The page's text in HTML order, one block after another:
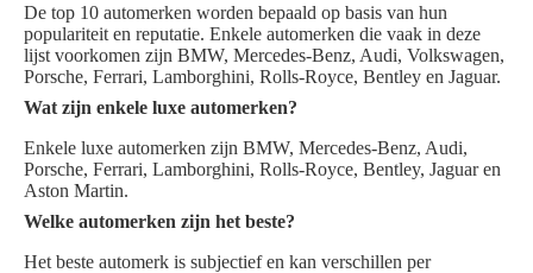
De top 10 automerken worden bepaald op basis van hun
populariteit en reputatie. Enkele automerken die vaak in deze
lijst voorkomen zijn BMW, Mercedes-Benz, Audi, Volkswagen,
Porsche, Ferrari, Lamborghini, Rolls-Royce, Bentley en Jaguar.
Wat zijn enkele luxe automerken?
Enkele luxe automerken zijn BMW, Mercedes-Benz, Audi,
Porsche, Ferrari, Lamborghini, Rolls-Royce, Bentley, Jaguar en
Aston Martin.
Welke automerken zijn het beste?
Het beste automerk is subjectief en kan verschillen per